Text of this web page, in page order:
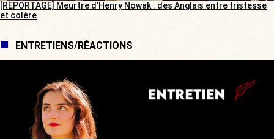
[REPORTAGE] Meurtre d’Henry Nowak : des Anglais entre tristesse
et colère
ENTRETIENS/RÉACTIONS